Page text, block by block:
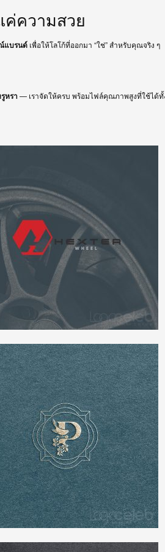
ความสวย
แบรนด์ เพื่อให้โลโก้ที่ออกมา “ใช่” สำหรับคุณจริง ๆ
หรา — เราจัดให้ครบ พร้อมไฟล์คุณภาพสูงที่ใช้ได้ทั้